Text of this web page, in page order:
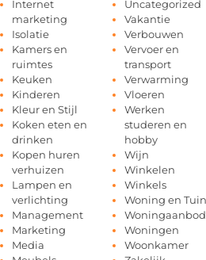
Internet
marketing
Isolatie
Kamers en
ruimtes
Keuken
Kinderen
Kleur en Stijl
Koken eten en
drinken
Kopen huren
verhuizen
Lampen en
verlichting
Management
Marketing
Media
Uncategorized
Vakantie
Verbouwen
Vervoer en
transport
Verwarming
Vloeren
Werken
studeren en
hobby
Wijn
Winkelen
Winkels
Woning en Tuin
Woningaanbod
Woningen
Woonkamer